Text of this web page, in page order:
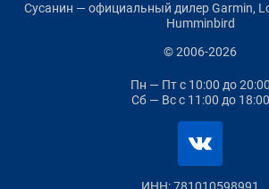
Сусанин — официальный дилер Garmin,
Humminbird
© 2006-2026
Пн — Птс 10:00 до 20:00
Сб — Всс 11:00 до 18:00